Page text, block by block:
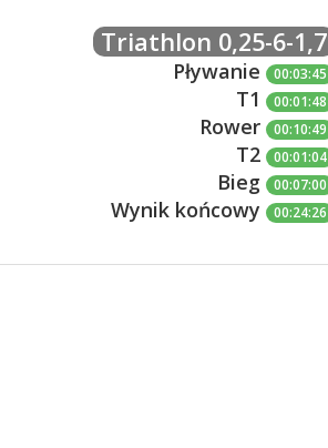
Triathlon 0,25-6-1,7
Pływanie 00:03:45
T1 00:01:48
Rower 00:10:49
T2 00:01:04
Bieg 00:07:00
Wynik końcowy 00:24:26